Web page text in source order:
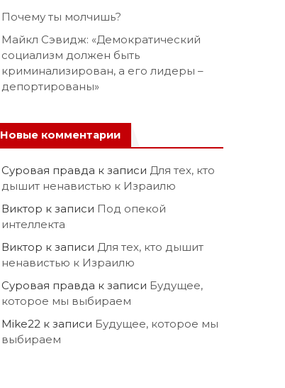
Почему ты молчишь?
Майкл Сэвидж: «Демократический
социализм должен быть
криминализирован, а его лидеры –
депортированы»
Новые комментарии
Суровая правда к записи Для тех, кто
дышит ненавистью к Израилю
Виктор к записи Под опекой
интеллекта
Виктор к записи Для тех, кто дышит
ненавистью к Израилю
Суровая правда к записи Будущее,
которое мы выбираем
Mike22 к записи Будущее, которое мы
выбираем